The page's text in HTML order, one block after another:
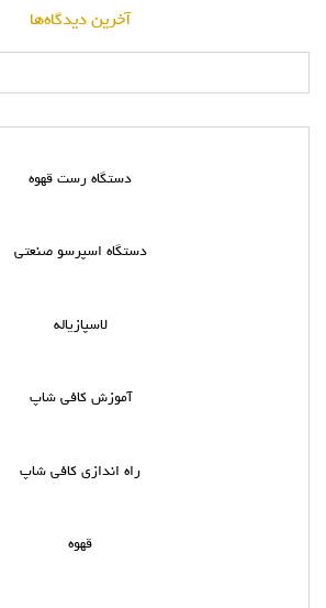
آخرین دیدگاه‌ها
دستگاه رست قهوه
دستگاه اسپرسو صنعتی
لاسپازیاله
آموزش کافی شاپ
راه اندازی کافی شاپ
قهوه